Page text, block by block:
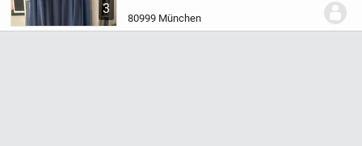
3
frisch gereinigt. Grösse 44/46. Da ich
selbst 177cm gross...
80999 München